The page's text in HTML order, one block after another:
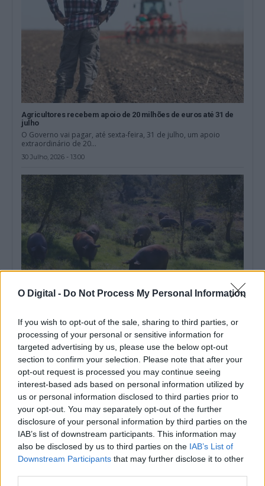
O Digital - Do Not Process My Personal Information
If you wish to opt-out of the sale, sharing to third parties, or
processing of your personal or sensitive information for
targeted advertising by us, please use the below opt-out
section to confirm your selection. Please note that after your
opt-out request is processed you may continue seeing
interest-based ads based on personal information utilized by
us or personal information disclosed to third parties prior to
your opt-out. You may separately opt-out of the further
disclosure of your personal information by third parties on the
IAB’s list of downstream participants. This information may
also be disclosed by us to third parties on the IAB’s List of
Downstream Participants that may further disclose it to other
Agricultores recebem apoio de 20 milhões de euros até 31 de
julho
O Governo vai pagar, até sexta-feira, 31 de julho, um apoio
extraordinário de 20...
30 Julho, 2026 - 13:00
Parlamento consagra 11 de novembro como Dia Nacional das
Raças Autóctones
A Assembleia da República consagrou o dia 11 de novembro
como Dia Nacional das...
22 Julho, 2026 - 20:00